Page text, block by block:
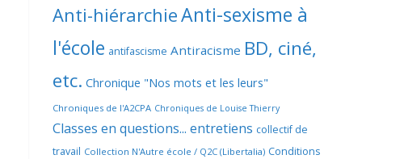
Anti-hiérarchieAnti-sexisme à
l'école antifascisme Antiracisme BD, ciné,
etc. Chronique "Nos mots et les leurs"
Chroniques de l'A2CPA Chroniques de Louise Thierry
Classes en questions... entretiens collectif de
travail Collection N'Autre école / Q2C (Libertalia) Conditions